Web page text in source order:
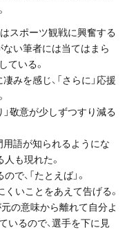
スポーツ観戦に興奮する
ない筆者には当てはまら
ている。
みを感じ、「さらに」応援
」敬意が少しずつすり減る
語が知られるようにな
人も現れた。
で、「たとえば」。
いことをあえて告げる。
元の意味から離れて自分よ
いるので、選手を下に見